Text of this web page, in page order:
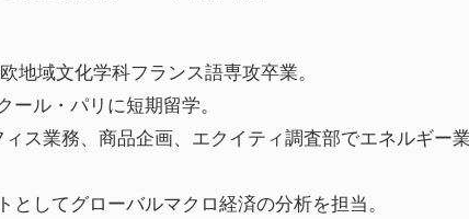
地域文化学科フランス語専攻卒業。
ール・パリに短期留学。
ス業務、商品企画、エクイティ調査部でエネルギー
としてグローバルマクロ経済の分析を担当。